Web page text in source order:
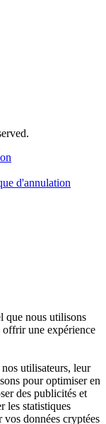
d'annulation
que nous utilisons
offrir une expérience
utilisateurs, leur
pour optimiser en
des publicités et
les statistiques
données cryptées